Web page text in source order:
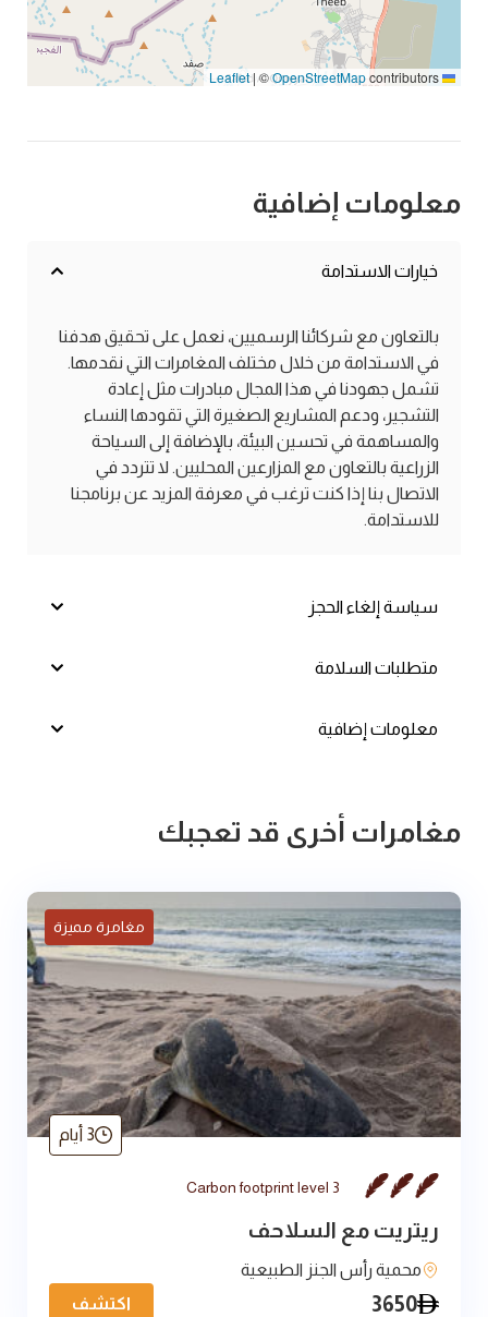
|©OpenStreetMapcontributors
معلومات إضافية
خيارات الاستدامة
بالتعاون مع شركائنا الرسميين، نعمل على تحقيق هدفنا
في الاستدامة من خلال مختلف المغامرات التي نقدمها.
تشمل جهودنا في هذا المجال مبادرات مثل إعادة
التشجير، ودعم المشاريع الصغيرة التي تقودها النساء
والمساهمة في تحسين البيئة، بالإضافة إلى السياحة
الزراعية بالتعاون مع المزارعين المحليين. لا تتردد في
الاتصال بنا إذا كنت ترغب في معرفة المزيد عن برنامجنا
للاستدامة.
سياسة إلغاء الحجز
متطلبات السلامة
معلومات إضافية
مغامرات أخرى قد تعجبك
مغامرة مميزة
3 أيام
Carbon footprint level 3
ريتريت مع السلاحف
محمية رأس الجنز الطبيعية
3650 اكتشف